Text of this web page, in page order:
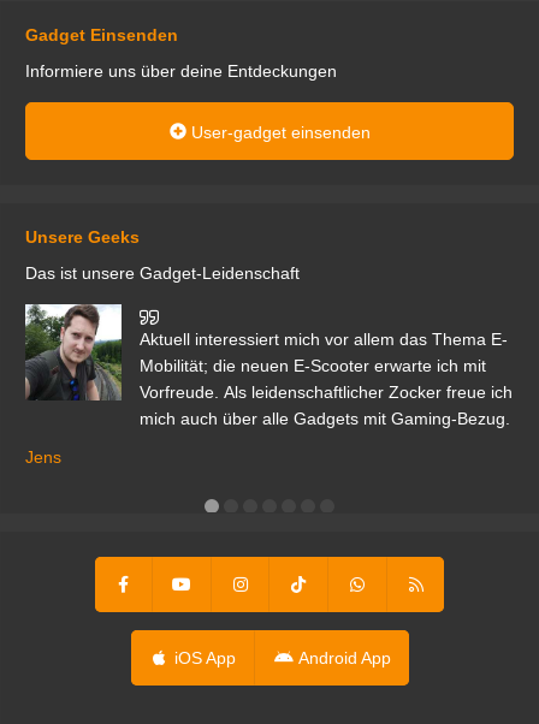
Gadget Einsenden
Informiere uns über deine Entdeckungen
User-gadget einsenden
Unsere Geeks
Das ist unsere Gadget-Leidenschaft
Aktuell interessiert mich vor allem das Thema E-
Mobilität; die neuen E-Scooter erwarte ich mit
Vorfreude. Als leidenschaftlicher Zocker freue ich
mich auch über alle Gadgets mit Gaming-Bezug.
Jens
iOS App Android App